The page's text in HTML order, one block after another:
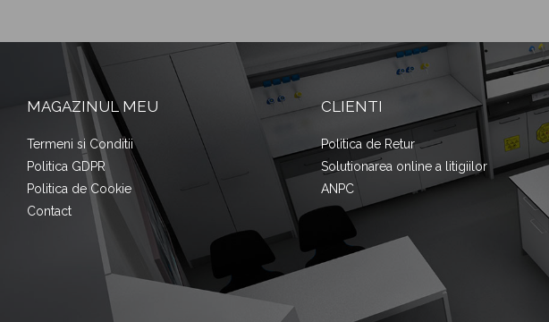
MAGAZINUL MEU
Termeni si Conditii
Politica GDPR
Politica de Cookie
Contact
CLIENTI
Politica de Retur
Solutionarea online a litigiilor
ANPC